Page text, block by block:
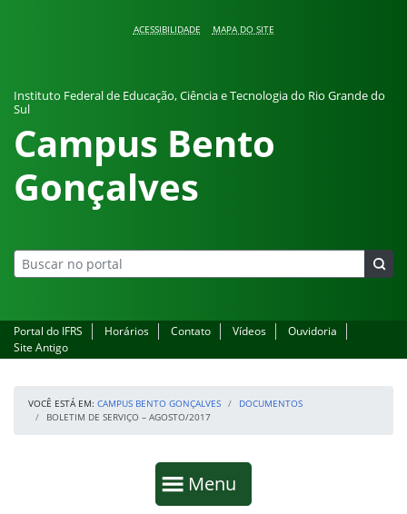
ACESSIBILIDADE MAPA DO SITE
Instituto Federal de Educação, Ciência e Tecnologia do Rio Grande do
Sul
Campus Bento
Gonçalves
Portal do IFRS Horários Contato Vídeos
Ouvidoria
Site Antigo
VOCÊ ESTÁ EM: CAMPUS BENTO GONÇALVES
DOCUMENTOS
BOLETIM DE SERVIÇO – AGOSTO/2017
Mostrar
Menu